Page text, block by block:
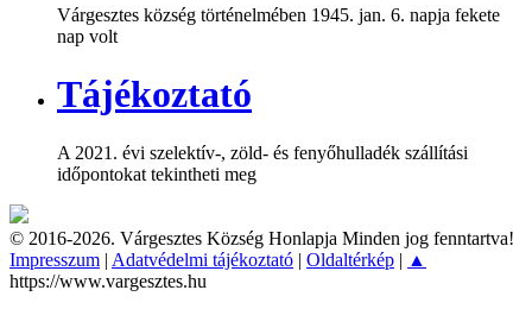
Várgesztes község történelmében 1945. jan. 6. napja fekete
nap volt
Tájékoztató
A 2021. évi szelektív-, zöld- és fenyőhulladék szállítási
időpontokat tekintheti meg
© 2016-2026. Várgesztes Község Honlapja Minden jog fenntartva!
Impresszum | Adatvédelmi tájékoztató | Oldaltérkép | ▲
https://www.vargesztes.hu